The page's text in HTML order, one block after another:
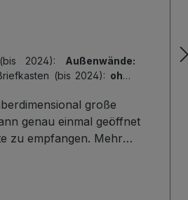
(bis 2024): Außenwände:
(bis 2024): ohne
Paketbox (bis 2024):
| Tür-Farbe (bis
Grey
große
genau einmal geöffnet
zu empfangen. Mehr